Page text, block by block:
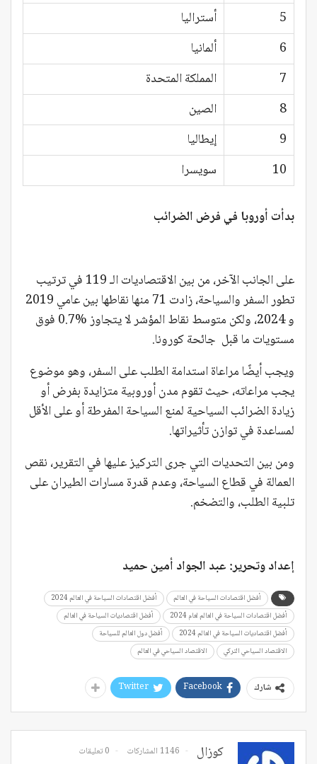
5
أستراليا
6
ألمانيا
7
المملكة المتحدة
8
الصين
9
إيطاليا
10
سويسرا
بدأت أوروبا في فرض الضرائب
على الجانب الآخر، من بين الاقتصاديات الـ 119 في ترتيب
تطور السفر والسياحة، زادت 71 منها نقاطها بين عامي 2019
و 2024، ولكن متوسط نقاط المؤشر لا يتجاوز %0.7 فوق
مستويات ما قبل جائحة كورونا.
ويجب أيضًا مراعاة استدامة الطلب على السفر، وهو موضوع
يجب مراعاته، حيث تقوم مدن أوروبية متزايدة بفرض أو
زيادة الضرائب السياحية لمنع السياحة المفرطة أو على الأقل
لمساعدة في توازن تأثيراتها.
ومن بين التحديات التي جرى التركيز عليها في التقرير، نقص
العمالة في قطاع السياحة، وعدم قدرة مسارات الطيران على
تلبية الطلب، والتضخم.
إعداد وتحرير: عبد الجواد أمين حميد
أفضل اقتصادات السياحة في العالم
أفضل اقتصادات السياحة في العالم 2024
أفضل اقتصادات السياحة في العالم لعام 2024
أفضل اقتصاديات السياحة في العالم
أفضل اقتصاديات السياحة في العالم 2024
أفضل دول العالم للسياحة
الاقتصاد السياحي التركي
الاقتصاد السياحي في العالم
شارك Facebook
Twitter
كوزال 1146 المشاركات 0 تعليقات